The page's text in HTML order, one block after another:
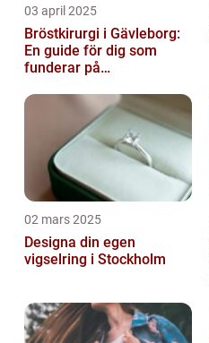
03 april 2025
Bröstkirurgi i Gävleborg:
En guide för dig som
funderar på
02 mars 2025
Designa din egen
vigselring i Stockholm